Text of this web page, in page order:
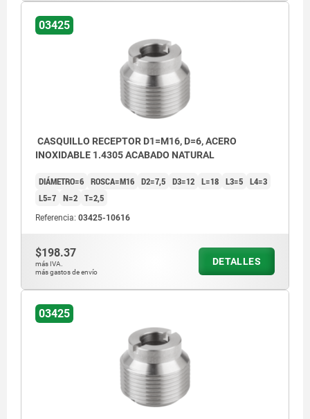
03425
CASQUILLO RECEPTOR D1=M16, D=6, ACERO
INOXIDABLE 1.4305 ACABADO NATURAL
DIÁMETRO=6 ROSCA=M16 D2=7,5 D3=12 L=18 L3=5 L4=3
L5=7 N=2 T=2,5
Referencia: 03425-10616
$198.37
más IVA.
más gastos de envío
DETALLES
03425